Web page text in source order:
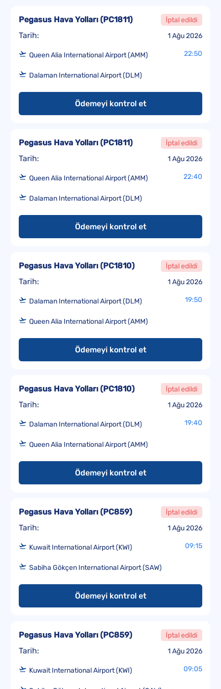
Tarih: 1 Ağu 2026
Pegasus Hava Yolları (PC1811) İptal edildi
Queen Alia International Airport (AMM) 22:50
Dalaman International Airport (DLM)
Ödemeyi kontrol et
Tarih: 1 Ağu 2026
Pegasus Hava Yolları (PC1811) İptal edildi
Queen Alia International Airport (AMM) 22:40
Dalaman International Airport (DLM)
Ödemeyi kontrol et
Tarih: 1 Ağu 2026
Pegasus Hava Yolları (PC1810) İptal edildi
Dalaman International Airport (DLM) 19:50
Queen Alia International Airport (AMM)
Ödemeyi kontrol et
Tarih: 1 Ağu 2026
Pegasus Hava Yolları (PC1810) İptal edildi
Dalaman International Airport (DLM) 19:40
Queen Alia International Airport (AMM)
Ödemeyi kontrol et
Tarih: 1 Ağu 2026
Pegasus Hava Yolları (PC859) İptal edildi
Kuwait International Airport (KWI) 09:15
Sabiha Gökçen International Airport (SAW)
Ödemeyi kontrol et
Tarih: 1 Ağu 2026
Pegasus Hava Yolları (PC859) İptal edildi
Kuwait International Airport (KWI) 09:05